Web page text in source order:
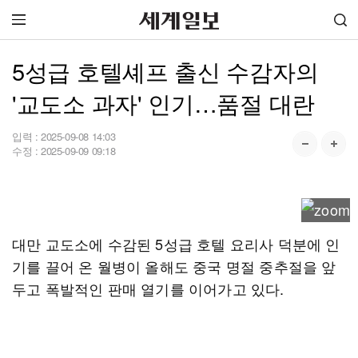
5성급 호텔셰프 출신 수감자의
'교도소 과자' 인기…품절 대란
입력 : 2025-09-08 14:03
수정 : 2025-09-09 09:18
대만 교도소에 수감된 5성급 호텔 요리사 덕분에 인
기를 끌어 온 월병이 올해도 중국 명절 중추절을 앞
두고 폭발적인 판매 열기를 이어가고 있다.